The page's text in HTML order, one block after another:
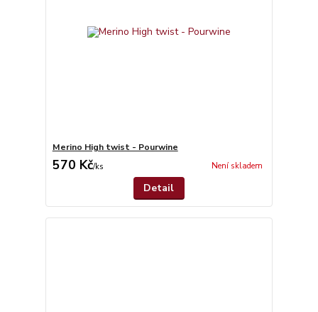
Merino High twist - Pourwine
570 Kč/ks Není skladem
Detail